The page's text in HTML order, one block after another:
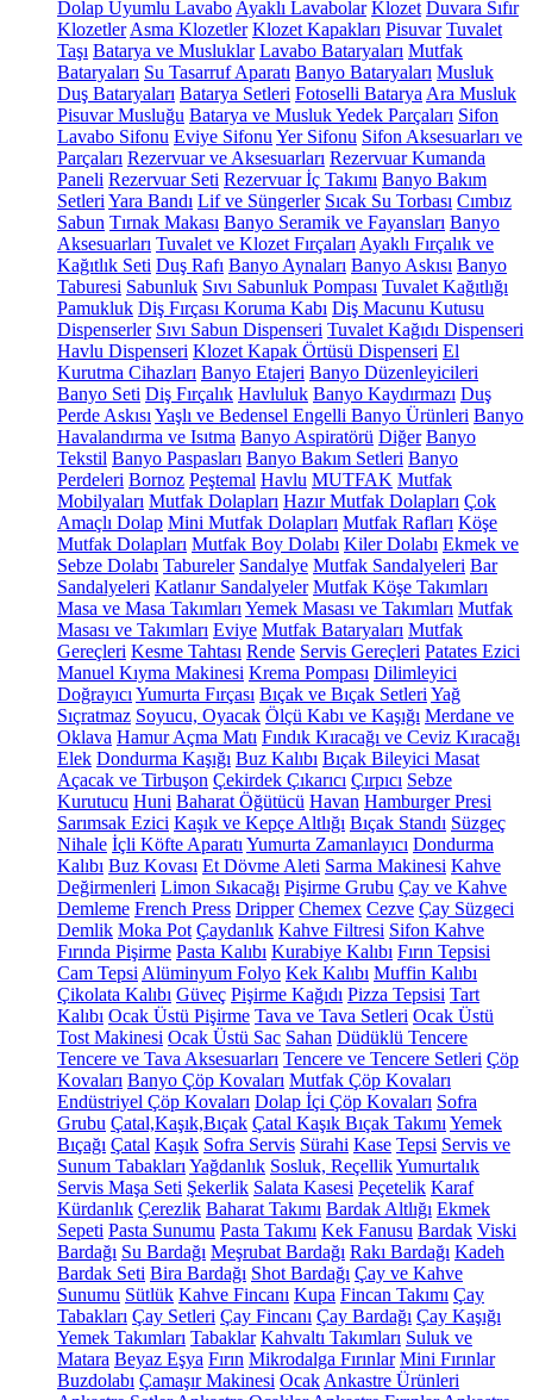
Dolap Uyumlu Lavabo Ayaklı Lavabolar Klozet Duvara Sıfır
Klozetler Asma Klozetler Klozet Kapakları Pisuvar Tuvalet
Taşı Batarya ve Musluklar Lavabo Bataryaları Mutfak
Bataryaları Su Tasarruf Aparatı Banyo Bataryaları Musluk
Duş Bataryaları Batarya Setleri Fotoselli Batarya Ara Musluk
Pisuvar Musluğu Batarya ve Musluk Yedek Parçaları Sifon
Lavabo Sifonu Eviye Sifonu Yer Sifonu Sifon Aksesuarları ve
Parçaları Rezervuar ve Aksesuarları Rezervuar Kumanda
Paneli Rezervuar Seti Rezervuar İç Takımı Banyo Bakım
Setleri Yara Bandı Lif ve Süngerler Sıcak Su Torbası Cımbız
Sabun Tırnak Makası Banyo Seramik ve Fayansları Banyo
Aksesuarları Tuvalet ve Klozet Fırçaları Ayaklı Fırçalık ve
Kağıtlık Seti Duş Rafı Banyo Aynaları Banyo Askısı Banyo
Taburesi Sabunluk Sıvı Sabunluk Pompası Tuvalet Kağıtlığı
Pamukluk Diş Fırçası Koruma Kabı Diş Macunu Kutusu
Dispenserler Sıvı Sabun Dispenseri Tuvalet Kağıdı Dispenseri
Havlu Dispenseri Klozet Kapak Örtüsü Dispenseri El
Kurutma Cihazları Banyo Etajeri Banyo Düzenleyicileri
Banyo Seti Diş Fırçalık Havluluk Banyo Kaydırmazı Duş
Perde Askısı Yaşlı ve Bedensel Engelli Banyo Ürünleri Banyo
Havalandırma ve Isıtma Banyo Aspiratörü Diğer Banyo
Tekstil Banyo Paspasları Banyo Bakım Setleri Banyo
Perdeleri Bornoz Peştemal Havlu MUTFAK Mutfak
Mobilyaları Mutfak Dolapları Hazır Mutfak Dolapları Çok
Amaçlı Dolap Mini Mutfak Dolapları Mutfak Rafları Köşe
Mutfak Dolapları Mutfak Boy Dolabı Kiler Dolabı Ekmek ve
Sebze Dolabı Tabureler Sandalye Mutfak Sandalyeleri Bar
Sandalyeleri Katlanır Sandalyeler Mutfak Köşe Takımları
Masa ve Masa Takımları Yemek Masası ve Takımları Mutfak
Masası ve Takımları Eviye Mutfak Bataryaları Mutfak
Gereçleri Kesme Tahtası Rende Servis Gereçleri Patates Ezici
Manuel Kıyma Makinesi Krema Pompası Dilimleyici
Doğrayıcı Yumurta Fırçası Bıçak ve Bıçak Setleri Yağ
Sıçratmaz Soyucu, Oyacak Ölçü Kabı ve Kaşığı Merdane ve
Oklava Hamur Açma Matı Fındık Kıracağı ve Ceviz Kıracağı
Elek Dondurma Kaşığı Buz Kalıbı Bıçak Bileyici Masat
Açacak ve Tirbuşon Çekirdek Çıkarıcı Çırpıcı Sebze
Kurutucu Huni Baharat Öğütücü Havan Hamburger Presi
Sarımsak Ezici Kaşık ve Kepçe Altlığı Bıçak Standı Süzgeç
Nihale İçli Köfte Aparatı Yumurta Zamanlayıcı Dondurma
Kalıbı Buz Kovası Et Dövme Aleti Sarma Makinesi Kahve
Değirmenleri Limon Sıkacağı Pişirme Grubu Çay ve Kahve
Demleme French Press Dripper Chemex Cezve Çay Süzgeci
Demlik Moka Pot Çaydanlık Kahve Filtresi Sifon Kahve
Fırında Pişirme Pasta Kalıbı Kurabiye Kalıbı Fırın Tepsisi
Cam Tepsi Alüminyum Folyo Kek Kalıbı Muffin Kalıbı
Çikolata Kalıbı Güveç Pişirme Kağıdı Pizza Tepsisi Tart
Kalıbı Ocak Üstü Pişirme Tava ve Tava Setleri Ocak Üstü
Tost Makinesi Ocak Üstü Sac Sahan Düdüklü Tencere
Tencere ve Tava Aksesuarları Tencere ve Tencere Setleri Çöp
Kovaları Banyo Çöp Kovaları Mutfak Çöp Kovaları
Endüstriyel Çöp Kovaları Dolap İçi Çöp Kovaları Sofra
Grubu Çatal,Kaşık,Bıçak Çatal Kaşık Bıçak Takımı Yemek
Bıçağı Çatal Kaşık Sofra Servis Sürahi Kase Tepsi Servis ve
Sunum Tabakları Yağdanlık Sosluk, ReçellikYumurtalık
Servis Maşa Seti Şekerlik Salata Kasesi Peçetelik Karaf
Kürdanlık Çerezlik Baharat Takımı Bardak Altlığı Ekmek
Sepeti Pasta Sunumu Pasta Takımı Kek Fanusu Bardak Viski
Bardağı Su Bardağı Meşrubat Bardağı Rakı Bardağı Kadeh
Bardak Seti Bira Bardağı Shot Bardağı Çay ve Kahve
Sunumu Sütlük Kahve Fincanı Kupa Fincan Takımı Çay
Tabakları Çay Setleri Çay Fincanı Çay Bardağı Çay Kaşığı
Yemek Takımları Tabaklar Kahvaltı Takımları Suluk ve
Matara Beyaz Eşya Fırın Mikrodalga Fırınlar Mini Fırınlar
Buzdolabı Çamaşır Makinesi Ocak Ankastre Ürünleri